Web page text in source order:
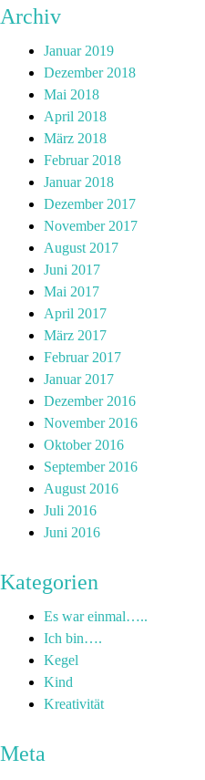
Archiv
Januar 2019
Dezember 2018
Mai 2018
April 2018
März 2018
Februar 2018
Januar 2018
Dezember 2017
November 2017
August 2017
Juni 2017
Mai 2017
April 2017
März 2017
Februar 2017
Januar 2017
Dezember 2016
November 2016
Oktober 2016
September 2016
August 2016
Juli 2016
Juni 2016
Kategorien
Es war einmal…..
Ich bin….
Kegel
Kind
Kreativität
Meta